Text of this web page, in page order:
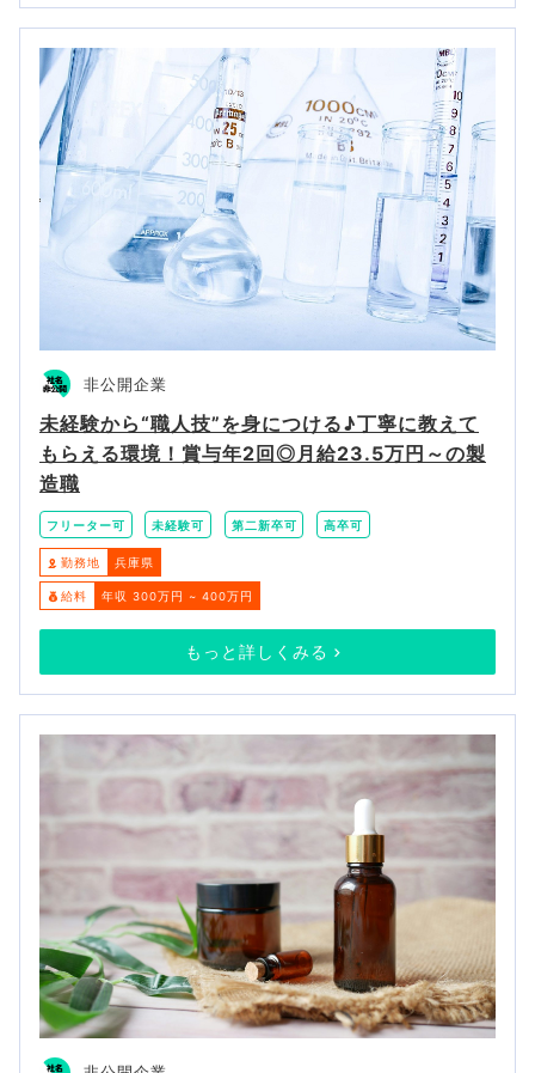
非公開企業
未経験から“職人技”を身につける♪丁寧に教えて
もらえる環境！賞与年2回◎月給23.5万円～の製
造職
フリーター可 未経験可 第二新卒可 高卒可
勤務地 兵庫県
給料 年収 300万円 ~ 400万円
もっと詳しくみる